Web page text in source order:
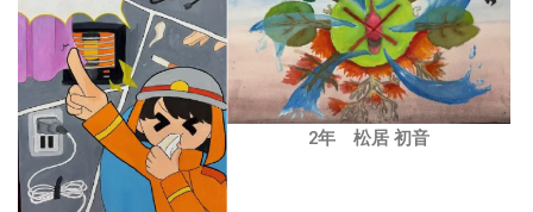
2年 松居 初音